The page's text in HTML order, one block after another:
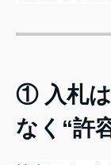
① 入札は
なく“許